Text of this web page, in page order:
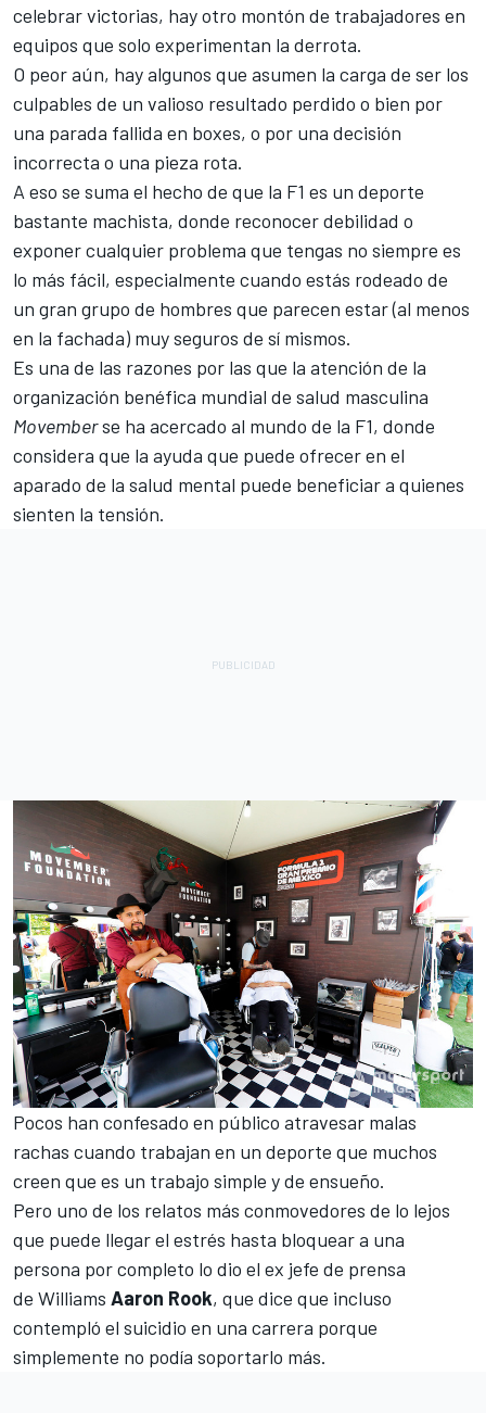
celebrar victorias, hay otro montón de trabajadores en
equipos que solo experimentan la derrota.
O peor aún, hay algunos que asumen la carga de ser los
culpables de un valioso resultado perdido o bien por
una parada fallida en boxes, o por una decisión
incorrecta o una pieza rota.
A eso se suma el hecho de que la F1 es un deporte
bastante machista, donde reconocer debilidad o
exponer cualquier problema que tengas no siempre es
lo más fácil, especialmente cuando estás rodeado de
un gran grupo de hombres que parecen estar (al menos
en la fachada) muy seguros de sí mismos.
Es una de las razones por las que la atención de la
organización benéfica mundial de salud masculina
Movemberse ha acercado al mundo de la F1, donde
considera que la ayuda que puede ofrecer en el
aparado de la salud mental puede beneficiar a quienes
sienten la tensión.
Pocos han confesado en público atravesar malas
rachas cuando trabajan en un deporte que muchos
creen que es un trabajo simple y de ensueño.
Pero uno de los relatos más conmovedores de lo lejos
que puede llegar el estrés hasta bloquear a una
persona por completo lo dio el ex jefe de prensa
de Williams Aaron Rook, que dice que incluso
contempló el suicidio en una carrera porque
simplemente no podía soportarlo más.